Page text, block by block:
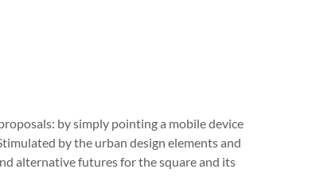
by simply pointing a mobile device
by the urban design elements and
alternative futures for the square and its